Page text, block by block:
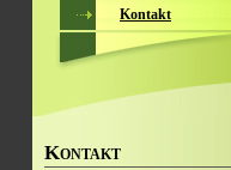
Kontakt
KONTAKT